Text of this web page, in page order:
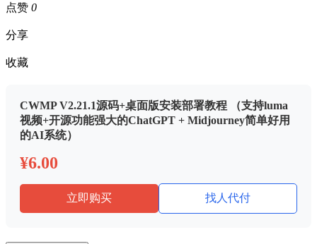
点赞 0
分享
收藏
CWMP V2.21.1源码+桌面版安装部署教程 （支持luma
视频+开源功能强大的ChatGPT + Midjourney简单好用
的AI系统）
¥6.00
立即购买 找人代付